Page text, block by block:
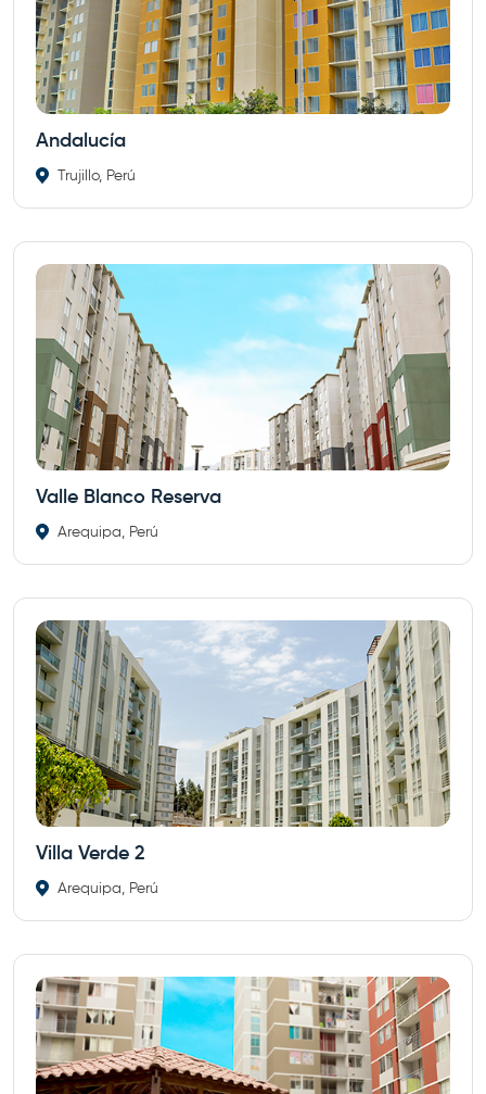
Andalucía
Trujillo, Perú
Valle Blanco Reserva
Arequipa, Perú
Villa Verde 2
Arequipa, Perú